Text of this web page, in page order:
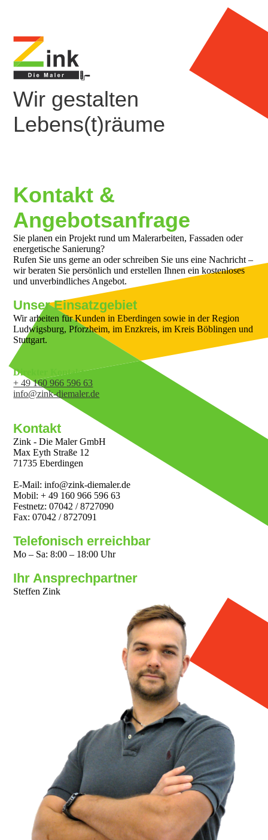
Wir gestalten
Lebens(t)räume
Kontakt &
Angebotsanfrage
Sie planen ein Projekt rund um Malerarbeiten, Fassaden oder
energetische Sanierung?
Rufen Sie uns gerne an oder schreiben Sie uns eine Nachricht –
wir beraten Sie persönlich und erstellen Ihnen ein kostenloses
und unverbindliches Angebot.
Unser Einsatzgebiet
Wir arbeiten für Kunden in Eberdingen sowie in der Region
Ludwigsburg, Pforzheim, im Enzkreis, im Kreis Böblingen und
Stuttgart.
Direkter Kontakt
+ 49 160 966 596 63
info@zink-diemaler.de
Kontakt
Zink - Die Maler GmbH
Max Eyth Straße 12
71735 Eberdingen
E-Mail: info@zink-diemaler.de
Mobil: + 49 160 966 596 63
Festnetz: 07042 / 8727090
Fax: 07042 / 8727091
Telefonisch erreichbar
Mo – Sa: 8:00 – 18:00 Uhr
Ihr Ansprechpartner
Steffen Zink